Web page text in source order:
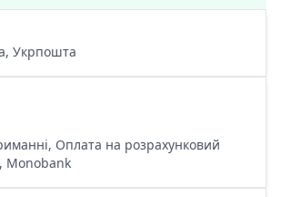
Укрпошта
Оплата на розрахунковий
Monobank